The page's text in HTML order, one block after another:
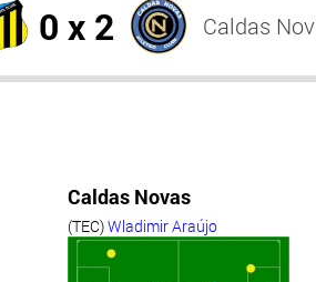
0 x 2 Caldas
Caldas Novas
(TEC)Wladimir Araújo